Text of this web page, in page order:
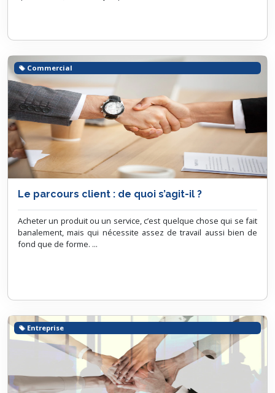
Le parcours client : de quoi s’agit-il ?
Acheter un produit ou un service, c’est quelque chose qui se fait
banalement, mais qui nécessite assez de travail aussi bien de
fond que de forme. ...
Commercial
Entreprise